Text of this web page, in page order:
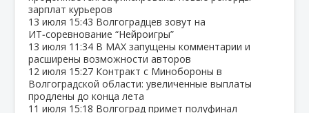
зарплат курьеров
13 июля 15:43 Волгоградцев зовут на
ИТ‑соревнование “Нейроигры”
13 июля 11:34 В МАХ запущены комментарии и
расширены возможности авторов
12 июля 15:27 Контракт с Минобороны в
Волгоградской области: увеличенные выплаты
продлены до конца лета
11 июля 15:18 Волгоград примет полуфинал